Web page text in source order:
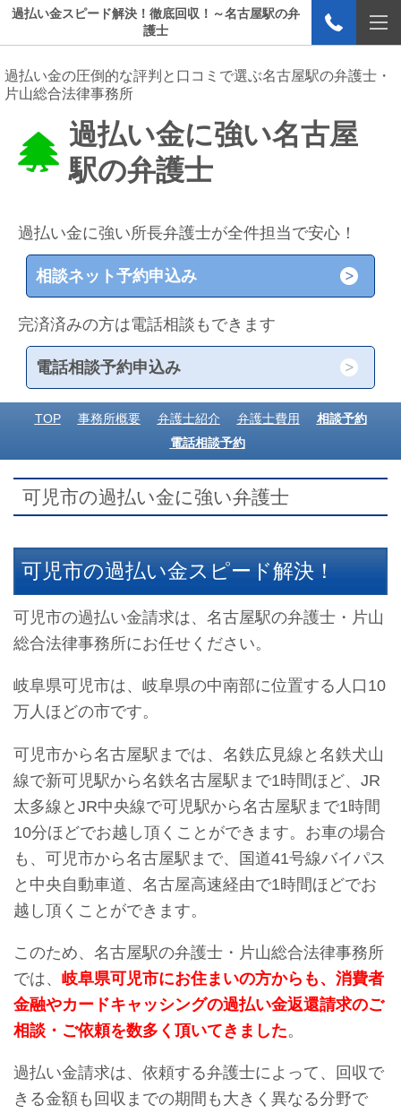
過払い金スピード解決！徹底回収！～名古屋駅の弁
護士
過払い金の圧倒的な評判と口コミで選ぶ名古屋駅の弁護士・
片山総合法律事務所
過払い金に強い名古屋
駅の弁護士
過払い金に強い所長弁護士が全件担当で安心！
相談ネット予約申込み
完済済みの方は電話相談もできます
電話相談予約申込み
TOP 事務所概要 弁護士紹介 弁護士費用
相談予約
電話相談予約
可児市の過払い金に強い弁護士
可児市の過払い金スピード解決！
可児市の過払い金請求は、名古屋駅の弁護士・片山
総合法律事務所にお任せください。
岐阜県可児市は、岐阜県の中南部に位置する人口10
万人ほどの市です。
可児市から名古屋駅までは、名鉄広見線と名鉄犬山
線で新可児駅から名鉄名古屋駅まで1時間ほど、JR
太多線とJR中央線で可児駅から名古屋駅まで1時間
10分ほどでお越し頂くことができます。お車の場合
も、可児市から名古屋駅まで、国道41号線バイパス
と中央自動車道、名古屋高速経由で1時間ほどでお
越し頂くことができます。
このため、名古屋駅の弁護士・片山総合法律事務所
では、 岐阜県可児市にお住まいの方からも、消費者
金融やカードキャッシングの過払い金返還請求のご
相談・ご依頼を数多く頂いてきました。
過払い金請求は、依頼する弁護士によって、回収で
きる金額も回収までの期間も大きく異なる分野で